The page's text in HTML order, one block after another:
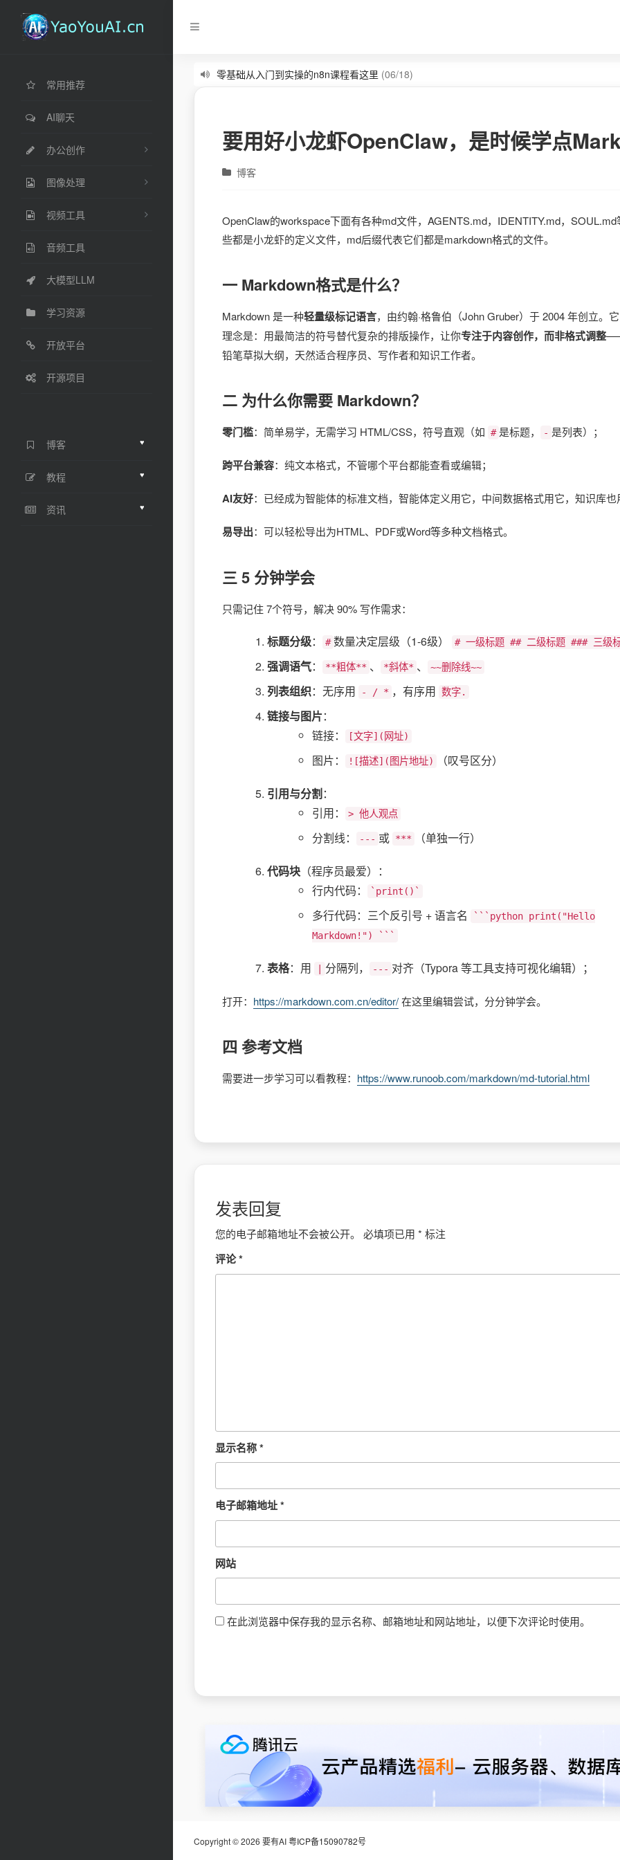
常用推荐
AI聊天
办公创作
图像处理
视频工具
音频工具
大模型LLM
学习资源
开放平台
开源项目
博客 ♥
教程 ♥
资讯 ♥
零基础从入门到实操的n8n课程看这里 (06/18)
要用好小龙虾OpenClaw，是时候学点
博客
OpenClaw的workspace下面有各种md文件，AGENTS.md，IDENTITY.md，
些都是小龙虾的定义文件，md后缀代表它们都是markdown格式的文件。
一 Markdown格式是什么？
Markdown 是一种轻量级标记语言，由约翰·格鲁伯（John Gruber）于 2004 年创立。
理念是：用最简洁的符号替代复杂的排版操作，让你专注于内容创作，而非格式调整
铅笔草拟大纲，天然适合程序员、写作者和知识工作者。
二 为什么你需要 Markdown？
零门槛：简单易学，无需学习 HTML/CSS，符号直观（如 # 是标题， - 是列表）；
跨平台兼容：纯文本格式，不管哪个平台都能查看或编辑；
AI友好：已经成为智能体的标准文档，智能体定义用它，中间数据格式用它，知识库也
易导出：可以轻松导出为HTML、PDF或Word等多种文档格式。
三 5 分钟学会
只需记住 7个符号，解决 90% 写作需求：
标题分级： # 数量决定层级（1-6级） # 一级标题 ## 二级标题 ### 三级
强调语气： **粗体** 、 *斜体* 、 ~~删除线~~
列表组织：无序用 - / * ，有序用 数字.
链接与图片：
链接：
[文字](网址)
图片： ![描述](图片地址) （叹号区分）
引用与分割：
引用：
> 他人观点
分割线： --- 或 *** （单独一行）
代码块 （程序员最爱）：
行内代码：
`print()`
多行代码：三个反引号 + 语言名
```python print("Hello
Markdown!") ```
表格：用 分隔列， --- 对齐（Typora 等工具支持可视化编辑）；
打开： https://markdown.com.cn/editor/在这里编辑尝试，分分钟学会。
四 参考文档
需要进一步学习可以看教程： https://www.runoob.com/markdown/md-tutorial.html
发表回复
您的电子邮箱地址不会被公开。 必填项已用 * 标注
评论*
显示名称*
电子邮箱地址*
网站
在此浏览器中保存我的显示名称、邮箱地址和网站地址，以便下次评论时使用。
Copyright © 2026 要有AI粤ICP备15090782号